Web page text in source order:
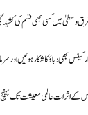
وسطیٰ میں کسی بھی قسم کی
بھی دباؤ کا شکار ہوئیں
کے اثرات عالمی معیشت تک